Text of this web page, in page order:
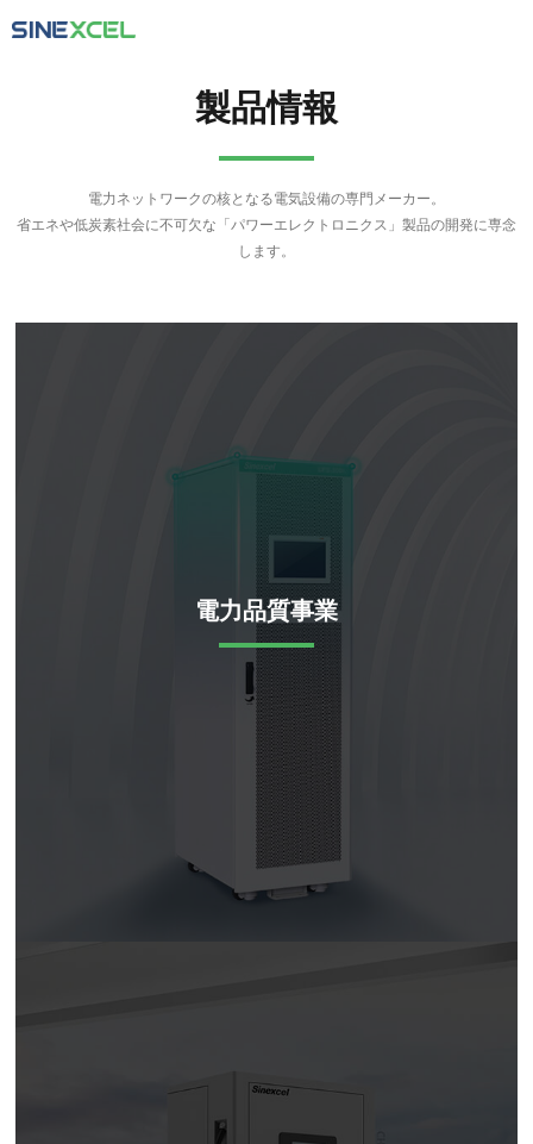
SCROLL
製品情報
電力ネットワークの核となる電気設備の専門メーカー。
省エネや低炭素社会に不可欠な「パワーエレクトロニクス」製品の開発に専念
します。
電力品質事業